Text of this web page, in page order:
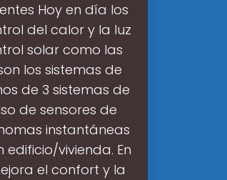
Hoy en día los
del calor y la luz
solar como las
los sistemas de
de 3 sistemas de
de sensores de
instantáneas
vivienda. En
el confort y la